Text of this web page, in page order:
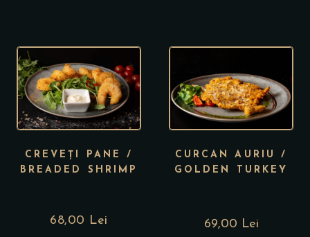
CREVEȚI PANE /
BREADED SHRIMP
68,00 Lei
CURCAN AURIU /
GOLDEN TURKEY
69,00 Lei